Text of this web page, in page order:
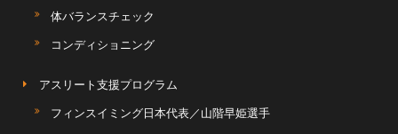
体バランスチェック
コンディショニング
アスリート支援プログラム
フィンスイミング日本代表／山階早姫選手